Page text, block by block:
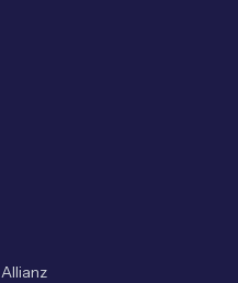
Allianz